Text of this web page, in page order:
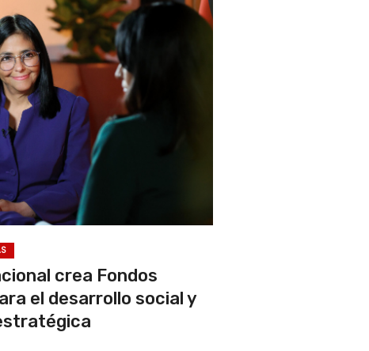
crea Fondos
el desarrollo social y